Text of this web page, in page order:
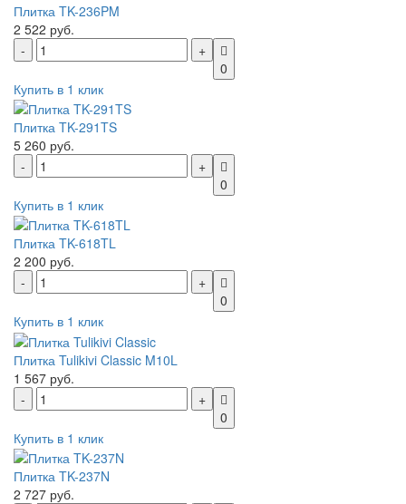
Плитка TK-236PM
2 522 руб.
0
Купить в 1 клик
Плитка TK-291TS
5 260 руб.
0
Купить в 1 клик
Плитка TK-618TL
2 200 руб.
0
Купить в 1 клик
Плитка Tulikivi Classic M10L
1 567 руб.
0
Купить в 1 клик
Плитка TK-237N
2 727 руб.